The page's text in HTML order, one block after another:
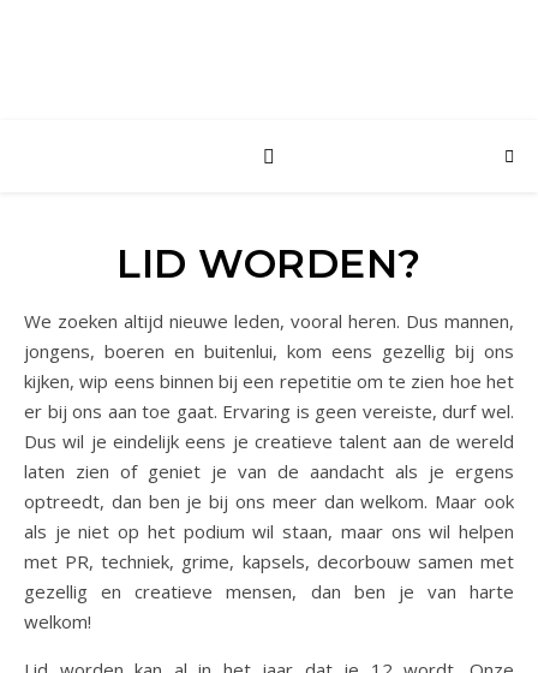
LID WORDEN?
We zoeken altijd nieuwe leden, vooral heren. Dus mannen,
jongens, boeren en buitenlui, kom eens gezellig bij ons
kijken, wip eens binnen bij een repetitie om te zien hoe het
er bij ons aan toe gaat. Ervaring is geen vereiste, durf wel.
Dus wil je eindelijk eens je creatieve talent aan de wereld
laten zien of geniet je van de aandacht als je ergens
optreedt, dan ben je bij ons meer dan welkom. Maar ook
als je niet op het podium wil staan, maar ons wil helpen
met PR, techniek, grime, kapsels, decorbouw samen met
gezellig en creatieve mensen, dan ben je van harte
welkom!